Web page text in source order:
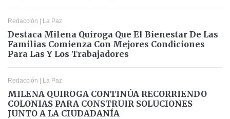
Redacción | La Paz
Destaca Milena Quiroga Que El Bienestar De Las
Familias Comienza Con Mejores Condiciones
Para Las Y Los Trabajadores
Redacción | La Paz
MILENA QUIROGA CONTINÚA RECORRIENDO
COLONIAS PARA CONSTRUIR SOLUCIONES
JUNTO A LA CIUDADANÍA